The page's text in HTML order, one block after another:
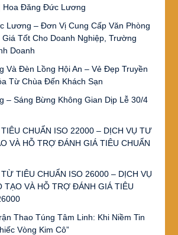
Hoa Đăng Đức Lương
Lương – Đơn Vị Cung Cấp Văn Phòng
Giá Tốt Cho Doanh Nghiệp, Trường
Doanh
Và Đèn Lồng Hội An – Vẻ Đẹp Truyền
Từ Chùa Đến Khách Sạn
– Sáng Bừng Không Gian Dịp Lễ 30/4
CHUẨN ISO 22000 – DỊCH VỤ TƯ
VÀ HỖ TRỢ ĐÁNH GIÁ TIÊU CHUẨN
TIÊU CHUẨN ISO 26000 – DỊCH VỤ
TẠO VÀ HỖ TRỢ ĐÁNH GIÁ TIÊU
Thao Túng Tâm Linh: Khi Niềm Tin
Vòng Kim Cô”